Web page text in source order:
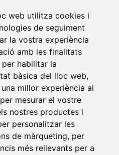
web utilitza cookies i
de seguiment
la vostra experiència
amb les finalitats
per habilitar la
bàsica del lloc web,
millor experiència al
per mesurar el vostre
nostres productes i
personalitzar les
de màrqueting, per
més rellevants per a
10
s/n